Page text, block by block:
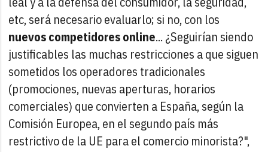
etc, será necesario evaluarlo; si no, con los
nuevos competidores online... ¿Seguirían siendo
justificables las muchas restricciones a que siguen
sometidos los operadores tradicionales
(promociones, nuevas aperturas, horarios
comerciales) que convierten a España, según la
Comisión Europea, en el segundo país más
restrictivo de la UE para el comercio minorista?",